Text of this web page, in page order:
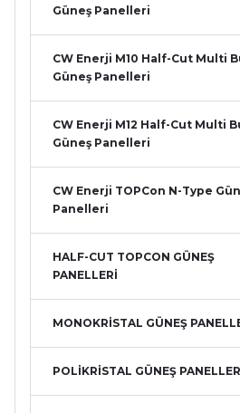
Güneş Panelleri
CW Enerji M10 Half-Cut Multi
Güneş Panelleri
CW Enerji M12 Half-Cut Multi
Güneş Panelleri
CW Enerji TOPCon N-Type
Panelleri
HALF-CUT TOPCON GÜNEŞ
PANELLERİ
MONOKRİSTAL GÜNEŞ
POLİKRİSTAL GÜNEŞ